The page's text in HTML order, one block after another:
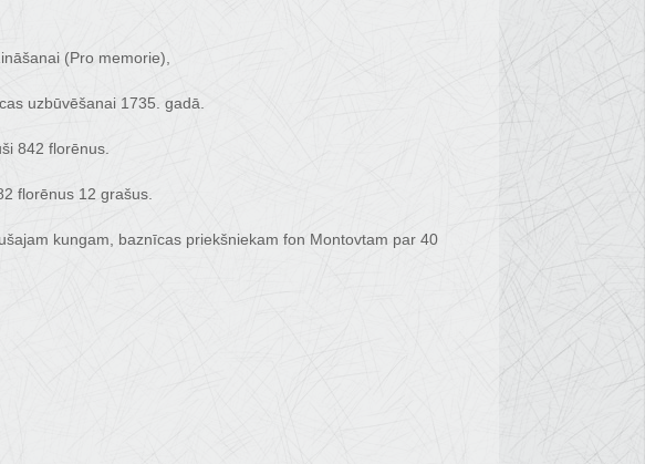
(Pro memorie),
uzbūvēšanai 1735. gadā.
842 florēnus.
florēnus 12 grašus.
kungam, baznīcas priekšniekam fon Montovtam par 40